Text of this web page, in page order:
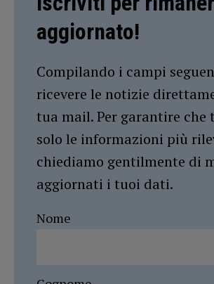
aggiornato!
Compilando i campi
ricevere le notizie
tua mail. Per garantire che
solo le informazioni più
chiediamo gentilmente di
aggiornati i tuoi dati.
Nome